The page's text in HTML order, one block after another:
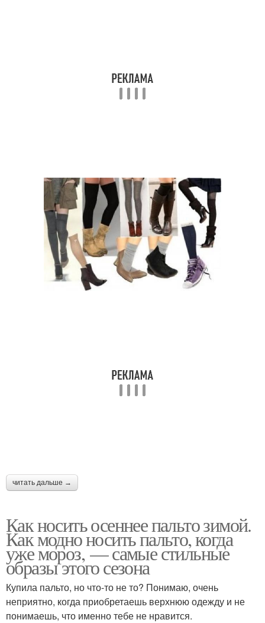
Образа с водолазкой
Модный образ
Образа с высокими
ботинками
Повседневные образа
читать дальше →
Как носить осеннее пальто зимой.
Как модно носить пальто, когда
уже мороз, — самые стильные
образы этого сезона
Купила пальто, но что-то не то? Понимаю, очень
неприятно, когда приобретаешь верхнюю одежду и не
понимаешь, что именно тебе не нравится.